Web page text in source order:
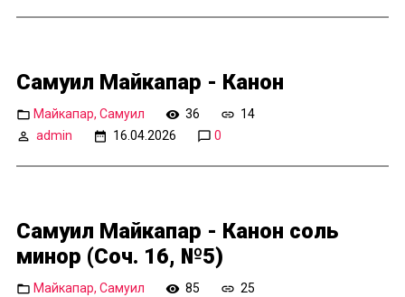
Самуил Майкапар - Канон
Майкапар, Самуил 36
14
admin
16.04.2026 0
Самуил Майкапар - Канон соль
минор (Соч. 16, №5)
Майкапар, Самуил 85
25